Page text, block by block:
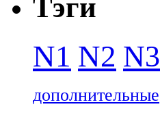
Тэги
N1 N2 N3
дополнительные